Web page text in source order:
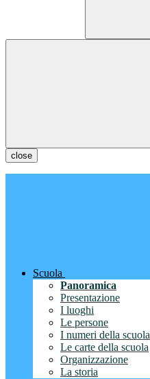
close
Scuola
Panoramica
Presentazione
I luoghi
Le persone
I numeri della scuola
Le carte della scuola
Organizzazione
La storia